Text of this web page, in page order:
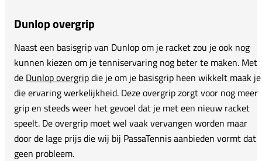
Dunlop overgrip
Naast een basisgrip van Dunlop om je racket zou je ook nog
kunnen kiezen om je tenniservaring nog beter te maken. Met
de Dunlop overgripdie je om je basisgrip heen wikkelt maak je
die ervaring werkelijkheid. Deze overgrip zorgt voor nog meer
grip en steeds weer het gevoel dat je met een nieuw racket
speelt. De overgrip moet wel vaak vervangen worden maar
door de lage prijs die wij bij PassaTennis aanbieden vormt dat
geen probleem.